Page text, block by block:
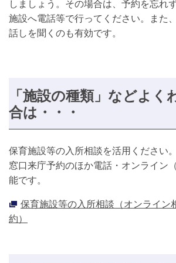
しましょう。その場合は、予約を忘れ
施設へ電話等で行ってください。また
話しを聞くのも有効です。
「施設の種類」などよく
合は・・・
保育施設等の入所相談を活用ください。
窓口来庁予約のほか電話・オンライン
能です。
保育施設等の入所相談（オンライン
約）